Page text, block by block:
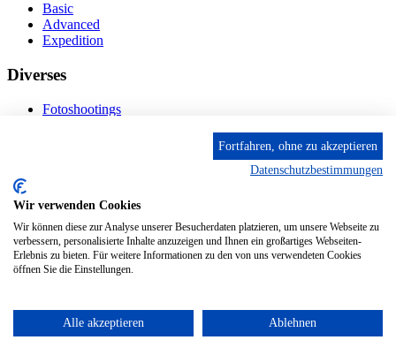
Basic
Advanced
Expedition
Diverses
Fotoshootings
Kontakt
Fröhnstr. 4-8, 66954 Pirmasens
Diese E-Mail-Adresse ist vor Spambots geschützt! Zur
Anzeige muss JavaScript eingeschaltet sein.
Mobil: + 49 (0) 176/84 62 18 86
© 2024 Stileben. Alle Rechte reserviert
Fortfahren, ohne zu akzeptieren
Datenschutzbestimmungen
Wir verwenden Cookies
Wir können diese zur Analyse unserer Besucherdaten platzieren, um unsere Webseite zu
verbessern, personalisierte Inhalte anzuzeigen und Ihnen ein großartiges Webseiten-
Erlebnis zu bieten. Für weitere Informationen zu den von uns verwendeten Cookies
öffnen Sie die Einstellungen.
Alle akzeptieren Ablehnen